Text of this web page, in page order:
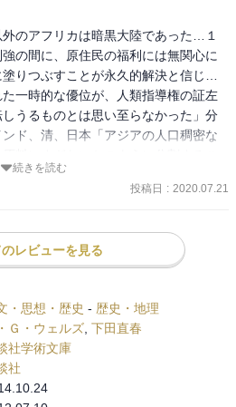
をも書いていることにハッとさせら
とともに、多くのものが消えて破壊
を得た人類がどうなるのか。正直、
でも希望を見出したい。それが、こ
でした。
外のアフリカは暗黒大陸であった…１
の間に、原住民の福利には無関心に
りつぶすことが永久的解決と信じ…
一時的な優位が、人類指導権の証左
うるものとは思い至らなかった」分
ド、清、日本「アジアの人口稠密な
に日本が一強国として参入した。中
化に成功…
。
後の見解との変化が興味深い。
続きを読む
投稿日 : 2020.07.21
レビューを見る
・思想・歴史 - 歴史・地理
Ｇ・ウェルズ 下田直春
社学術文庫
社